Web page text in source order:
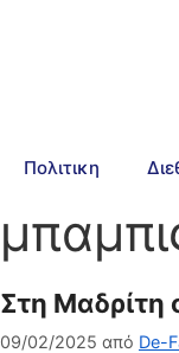
Πολιτικη
Στη Μαδρίτη
09/02/2025 από De-